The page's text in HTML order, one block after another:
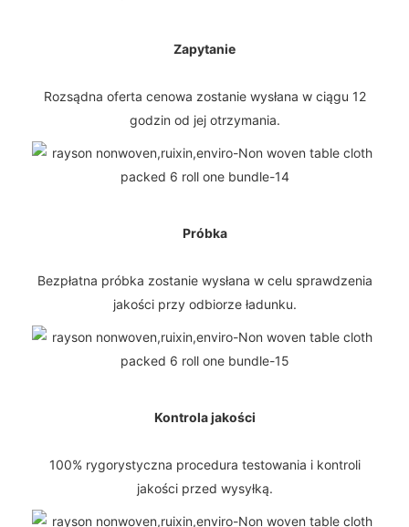
Zapytanie
Rozsądna oferta cenowa zostanie wysłana w ciągu 12
godzin od jej otrzymania.
Próbka
Bezpłatna próbka zostanie wysłana w celu sprawdzenia
jakości przy odbiorze ładunku.
Kontrola jakości
100% rygorystyczna procedura testowania i kontroli
jakości przed wysyłką.